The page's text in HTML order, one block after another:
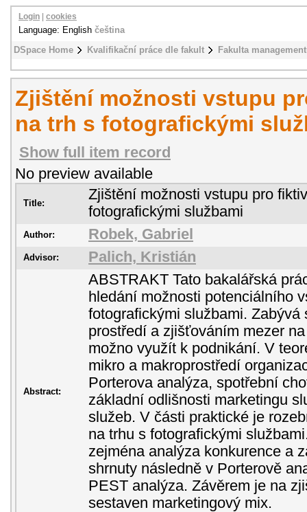
DSpace Home Kvalifikační práce dle fakult Fakulta
Login cookies
Language: English čeština
Zjištění možnosti vstupu
na trh s fotografickými
Show full item record
No preview available
Title:
Zjištění možnosti vstupu pro
fotografickými službami
Author: Robek, Gabriel
Advisor: Palich, Kristián
Abstract:
ABSTRAKT Tato bakalářská
hledání možnosti potenciálního
fotografickými službami.
prostředí a zjišťováním mezer
možno využít k podnikání. V
mikro a makroprostředí
Porterova analýza, spotřební
základní odlišnosti marketingu
služeb. V části praktické je
na trhu s fotografickými
zejména analýza konkurence a
shrnuty následně v Porterově
PEST analýza. Závěrem je na
sestaven marketingový mix.